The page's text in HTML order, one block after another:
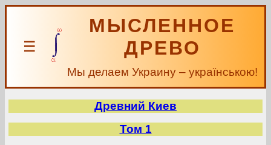
☰
МЫСЛЕННОЕ
ДРЕВО
Мы делаем Украину – українською!
Древний Киев
Том 1